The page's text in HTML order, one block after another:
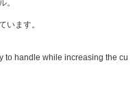
。
います。
to handle while increasing the cu